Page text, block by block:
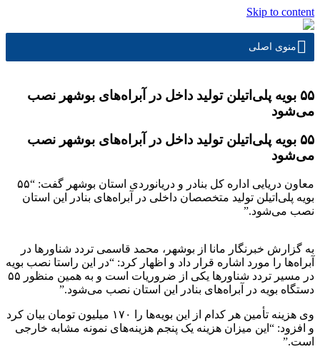
Skip to content
منوی اصلی
۵۵ بویه پلی‌اتیلن تولید داخل در آبراه‌های بوشهر نصب
می‌شود
۵۵ بویه پلی‌اتیلن تولید داخل در آبراه‌های بوشهر نصب
می‌شود
معاون دریایی اداره کل بنادر و دریانوردی استان بوشهر گفت: “۵۵
بویه پلی‌اتیلن تولید متخصصان داخلی در آبراه‌های بنادر این استان
نصب می‌شود.”
به گزارش خبرنگار مانا از بوشهر، محمد قاسمی تردد شناور‌ها در
آبراه‌ها را مورد اشاره قرار داد و اظهار کرد: “در این راستا نصب بویه
در مسیر تردد شناور‌ها یکی از ضروریات است و به همین منظور ۵۵
دستگاه بویه در آبراه‌های بنادر این استان نصب می‌شود.”
وی هزینه تأمین هر کدام از این بویه‌ها را ۱۷۰ میلیون تومان بیان کرد
و افزود: “این میزان هزینه یک پنجم هزینه‌های نمونه مشابه خارجی
است.”